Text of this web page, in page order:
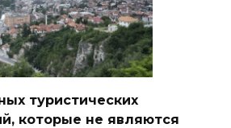
туристических
которые не являются